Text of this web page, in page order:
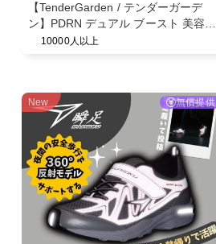
【TenderGarden / テンダーガーデ
ン】PDRN デュアル ブースト 美容液
ミスト モニター募集✨
10000人以上
New 無償提供